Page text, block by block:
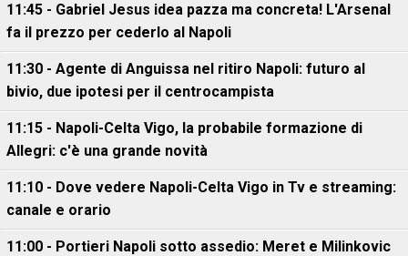
11:45 - Gabriel Jesus idea pazza ma concreta! L'Arsenal
fa il prezzo per cederlo al Napoli
11:30 - Agente di Anguissa nel ritiro Napoli: futuro al
bivio, due ipotesi per il centrocampista
11:15 - Napoli-Celta Vigo, la probabile formazione di
Allegri: c'è una grande novità
11:10 - Dove vedere Napoli-Celta Vigo in Tv e streaming:
canale e orario
11:00 - Portieri Napoli sotto assedio: Meret e Milinkovic